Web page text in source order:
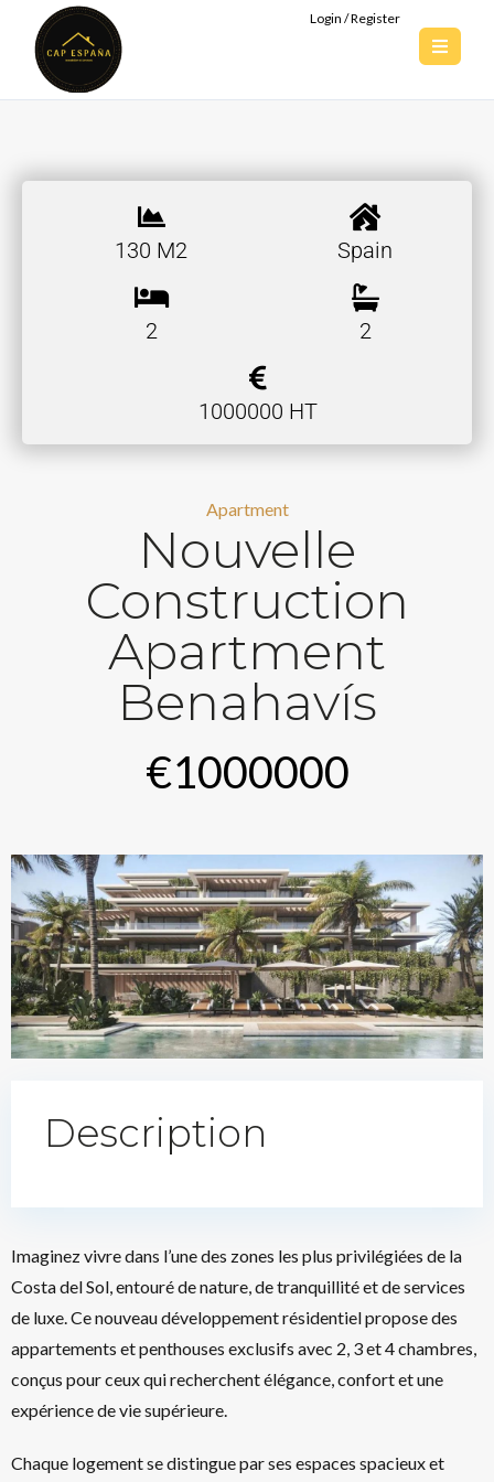
Login / Register
130 M2 Spain
2 2
1000000 HT
Apartment
Nouvelle
Construction
Apartment
Benahavís
€1000000
Description
Imaginez vivre dans l’une des zones les plus privilégiées de la
Costa del Sol, entouré de nature, de tranquillité et de services
de luxe. Ce nouveau développement résidentiel propose des
appartements et penthouses exclusifs avec 2, 3 et 4 chambres,
conçus pour ceux qui recherchent élégance, confort et une
expérience de vie supérieure.
Chaque logement se distingue par ses espaces spacieux et